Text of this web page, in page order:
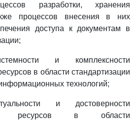
разработки, хранения
процессов внесения в них
доступа к документам в
и комплексности
в области стандартизации
технологий;
и достоверности
ресурсов в области